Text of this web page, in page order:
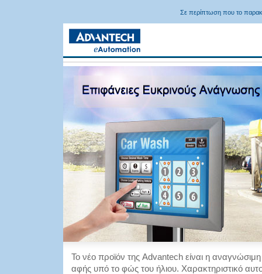
Σε περίπτωση που το
Το νέο προϊόν της Advantech είναι η
αφής υπό το φώς του ήλιου. Χαρακτηριστικό